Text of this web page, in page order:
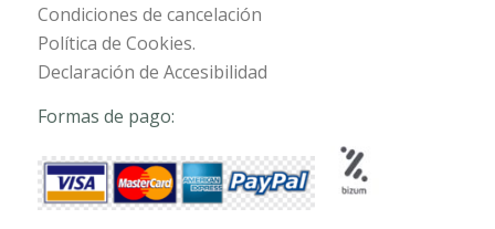
Condiciones de cancelación
Política de Cookies.
Declaración de Accesibilidad
Formas de pago: